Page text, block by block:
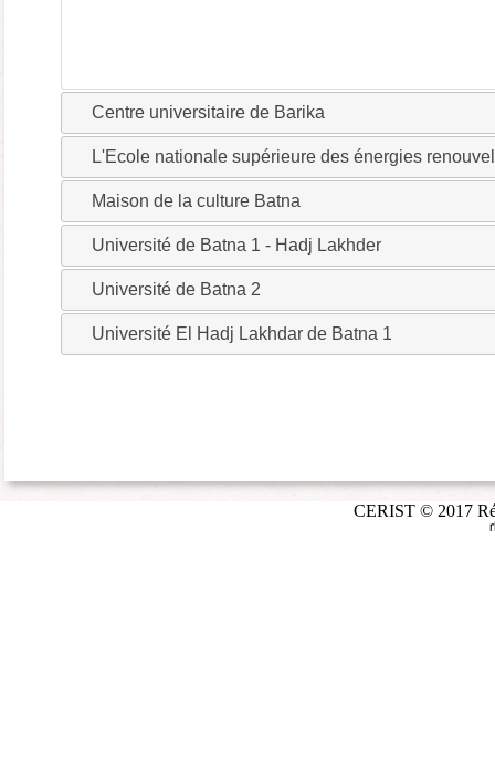
Centre universitaire de Barika
L'Ecole nationale supérieure des énergies
Maison de la culture Batna
Université de Batna 1 - Hadj Lakhder
Université de Batna 2
Université El Hadj Lakhdar de Batna 1
CERIST © 2017